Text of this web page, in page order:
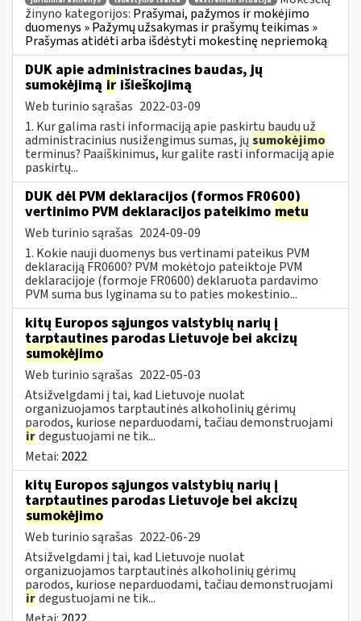
žinyno kategorijos: Prašymai, pažymos ir mokėjimo
duomenys » Pažymų užsakymas ir prašymų teikimas »
Prašymas atidėti arba išdėstyti mokestinę nepriemoką
DUK apie administracines baudas, jų
sumokėjimą ir išieškojimą
Web turinio sąrašas 2022-03-09
1. Kur galima rasti informaciją apie paskirtų baudų už
administracinius nusižengimus sumas, jų sumokėjimo
terminus? Paaiškinimus, kur galite rasti informaciją apie
paskirtų...
DUK dėl PVM deklaracijos (formos FR0600)
vertinimo PVM deklaracijos pateikimo metu
Web turinio sąrašas 2024-09-09
1. Kokie nauji duomenys bus vertinami pateikus PVM
deklaraciją FR0600? PVM mokėtojo pateiktoje PVM
deklaracijoje (formoje FR0600) deklaruota pardavimo
PVM suma bus lyginama su to paties mokestinio...
kitų Europos sąjungos valstybių narių į
tarptautines parodas Lietuvoje bei akcizų
sumokėjimo
Web turinio sąrašas 2022-05-03
Atsižvelgdami į tai, kad Lietuvoje nuolat
organizuojamos tarptautinės alkoholinių gėrimų
parodos, kuriose neparduodami, tačiau demonstruojami
irdegustuojami ne tik...
Metai: 2022
kitų Europos sąjungos valstybių narių į
tarptautines parodas Lietuvoje bei akcizų
sumokėjimo
Web turinio sąrašas 2022-06-29
Atsižvelgdami į tai, kad Lietuvoje nuolat
organizuojamos tarptautinės alkoholinių gėrimų
parodos, kuriose neparduodami, tačiau demonstruojami
irdegustuojami ne tik...